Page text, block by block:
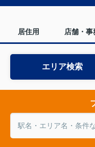
居住用 店舗・事
エリア検索